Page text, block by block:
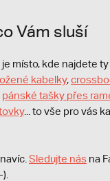
Vám sluší
místo, kde najdete
kabelky,
pánské tašky přes
... to vše pro vás
Sledujte nás na